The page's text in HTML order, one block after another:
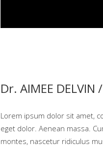
Dr. AIMEE DELVIN /
Lorem ipsum dolor sit amet,
eget dolor. Aenean massa.
montes, nascetur ridiculus